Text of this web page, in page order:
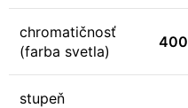
chromatičnosť
(farba svetla)
stupeň